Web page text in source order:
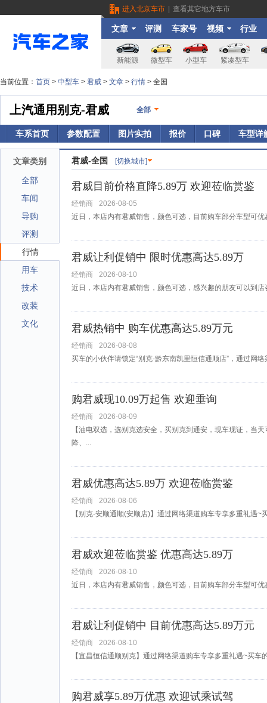
进入北京车市 查看其它地方车市
文章 评测 车家号 视频 行业
新能源 微型车 小型车 紧凑型车
当前位置： 首页 > 中型车 > 君威 > 文章 > 行情 > 全国
上汽通用别克-君威 全部
车系首页 参数配置 图片实拍 报价 口碑 车型详
文章类别
全部
车闻
导购
评测
行情
用车
技术
改装
文化
君威-全国 [切换城市]
君威目前价格直降5.89万 欢迎莅临赏鉴
经销商
2026-08-05
近日，本店内有君威销售，颜色可选，目前购车部分车型可
君威让利促销中 限时优惠高达5.89万
经销商
2026-08-10
近日，本店内有君威销售，颜色可选，感兴趣的朋友可以到
君威热销中 购车优惠高达5.89万元
经销商
2026-08-08
买车的小伙伴请锁定“别克-黔东南凯里恒信通顺店”，通过网
购君威现10.09万起售 欢迎垂询
经销商
2026-08-09
【油电双选，选别克选安全，买别克到通安，现车现证，当
降、...
君威优惠高达5.89万 欢迎莅临赏鉴
经销商
2026-08-06
【别克-安顺通顺(安顺店)】通过网络渠道购车专享多重礼遇
君威欢迎莅临赏鉴 优惠高达5.89万
经销商
2026-08-10
近日，本店内有君威销售，颜色可选，目前购车部分车型可
君威让利促销中 目前优惠高达5.89万元
经销商
2026-08-10
【宜昌恒信通顺别克】通过网络渠道购车专享多重礼遇~买
购君威享5.89万优惠 欢迎试乘试驾